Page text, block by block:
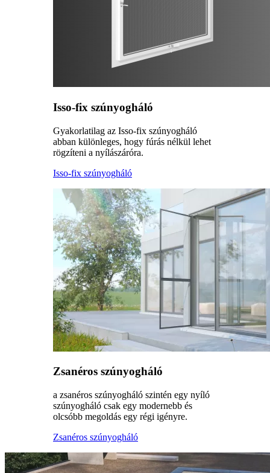
Isso-fix szúnyogháló
Gyakorlatilag az Isso-fix szúnyogháló
abban különleges, hogy fúrás nélkül lehet
rögzíteni a nyílászáróra.
Isso-fix szúnyogháló
Zsanéros szúnyogháló
a zsanéros szúnyogháló szintén egy nyíló
szúnyogháló csak egy modernebb és
olcsóbb megoldás egy régi igényre.
Zsanéros szúnyogháló